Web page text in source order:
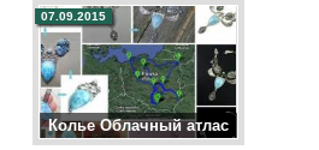
Колье Облачный атлас
07.09.2015